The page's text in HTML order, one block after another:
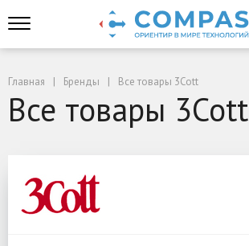
Главная Бренды Все товары 3Cott
Все товары 3Cott